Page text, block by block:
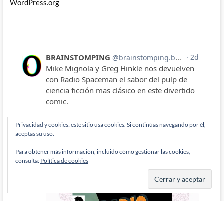
WordPress.org
Privacidad y cookies: este sitio usa cookies. Si continúas navegando por él,
aceptas su uso.
Para obtener más información, incluido cómo gestionar las cookies,
consulta: Política de cookies